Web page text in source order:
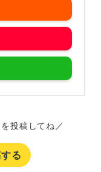
投稿してね／
る